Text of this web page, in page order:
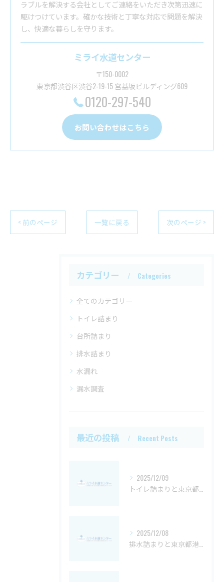
ラブルを解決する会社としてご連絡をいただき次第迅速に
駆けつけています。確かな技術と丁寧な対応で問題を解決
し、快適な暮らしを守ります。
ミライ水道センター
〒150-0002
東京都渋谷区渋谷2-19-15 宮益坂ビルディング609
0120-297-540
お問い合わせはこちら
< 前のページ 一覧に戻る 次のページ >
カテゴリー Categories
全てのカテゴリー
トイレ詰まり
台所詰まり
排水詰まり
水漏れ
漏水調査
最近の投稿 Recent Posts
2025/12/09
トイレ詰まりと東京都世田谷区での汚水桝対策や費用相場徹底ガイド
2025/12/08
排水詰まりと東京都港区のグリストラップ詰まり緊急解決法と費用相場を徹底解説